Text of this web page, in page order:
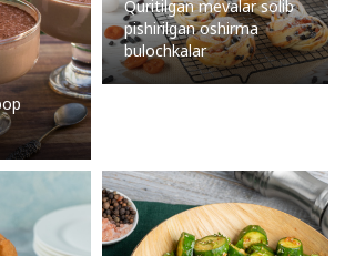
Quritilgan mevalar solib
pishirilgan oshirma
bulochkalar